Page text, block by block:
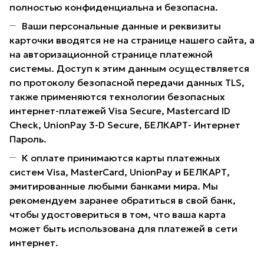
полностью конфиденциальна и безопасна.
Ваши персональные данные и реквизиты
карточки вводятся не на странице нашего сайта, а
на авторизационной странице платежной
системы. Доступ к этим данным осуществляется
по протоколу безопасной передачи данных TLS,
также применяются технологии безопасных
интернет-платежей Visa Secure, Mastercard ID
Check, UnionPay 3-D Secure, БЕЛКАРТ- Интернет
Пароль.
К оплате принимаются карты платежных
систем Visa, MasterCard, UnionPay и БЕЛКАРТ,
эмитированные любыми банками мира. Мы
рекомендуем заранее обратиться в свой банк,
чтобы удостовериться в том, что ваша карта
может быть использована для платежей в сети
интернет.